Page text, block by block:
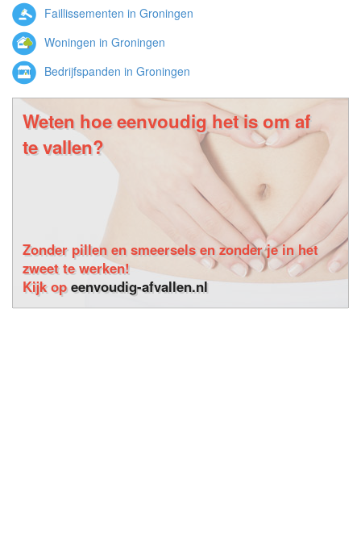
Faillissementen in Groningen
Woningen in Groningen
Bedrijfspanden in Groningen
Weten hoe eenvoudig het is om af
te vallen?
Zonder pillen en smeersels en zonder je in het
zweet te werken!
Kijk opeenvoudig-afvallen.nl